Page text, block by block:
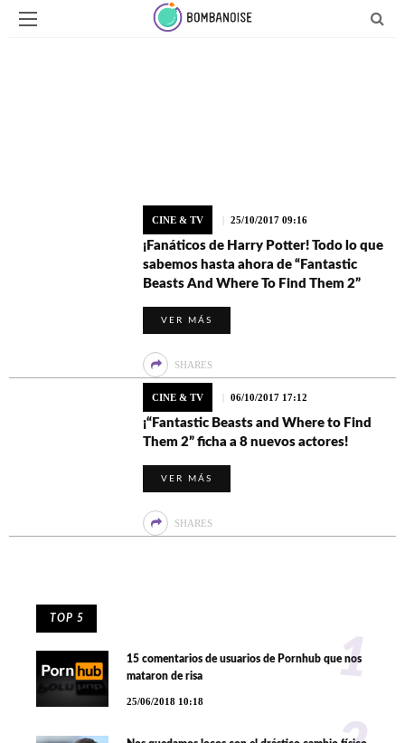
CINE & TV 25/10/2017 09:16
¡Fanáticos de Harry Potter! Todo lo que
sabemos hasta ahora de “Fantastic
Beasts And Where To Find Them 2”
VER MÁS
SHARES
CINE & TV 06/10/2017 17:12
¡“Fantastic Beasts and Where to Find
Them 2” ficha a 8 nuevos actores!
VER MÁS
SHARES
TOP 5
15 comentarios de usuarios de Pornhub que nos
mataron de risa
25/06/2018 10:18
1